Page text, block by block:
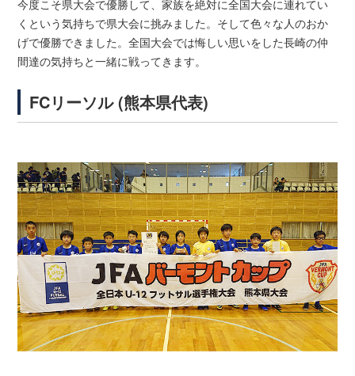
今度こそ県大会で優勝して、家族を絶対に全国大会に連れてい
くという気持ちで県大会に挑みました。そして色々な人のおか
げで優勝できました。全国大会では悔しい思いをした長崎の仲
間達の気持ちと一緒に戦ってきます。
FCリーソル (熊本県代表)